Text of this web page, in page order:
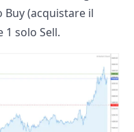
(acquistare il
solo Sell.